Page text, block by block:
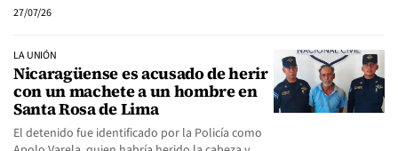
27/07/26
LA UNIÓN
Nicaragüense es acusado de herir
con un machete a un hombre en
Santa Rosa de Lima
El detenido fue identificado por la Policía como